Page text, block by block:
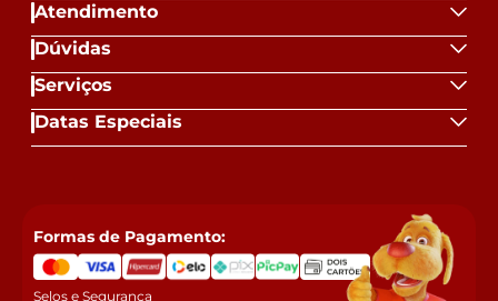
Atendimento
Dúvidas
Serviços
Datas Especiais
Formas de Pagamento:
Selos e Segurança